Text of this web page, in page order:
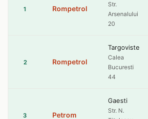
1 Rompetrol
Str.
Arsenalului
20
2 Rompetrol
Targoviste
Calea
Bucuresti
44
3 Petrom
Gaesti
Str. N.